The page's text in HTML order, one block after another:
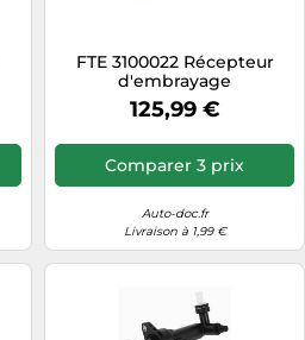
FTE 3100022 Récepteur
d'embrayage
125,99 €
Comparer 3 prix
Auto-doc.fr
Livraison à 1,99 €